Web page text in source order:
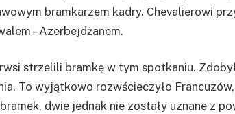
bramkarzem kadry. Chevalierowi
– Azerbejdżanem.
strzelili bramkę w tym spotkaniu.
To wyjątkowo rozwścieczyło
dwie jednak nie zostały uznane z